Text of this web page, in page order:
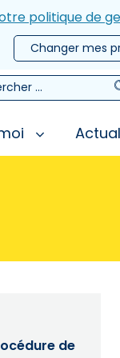
politique de
Changer mes
de